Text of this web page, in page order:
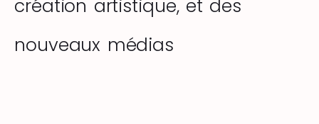
création artistique, et des
nouveaux médias